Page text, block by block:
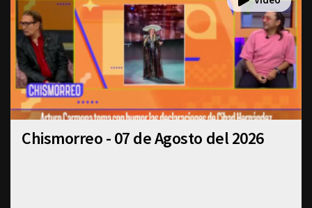
Chismorreo - 07 de Agosto del 2026